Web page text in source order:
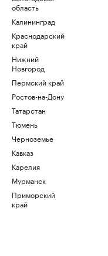
область
Калининград
Краснодарский
край
Нижний
Новгород
Пермский край
Ростов-на-Дону
Татарстан
Тюмень
Черноземье
Кавказ
Карелия
Мурманск
Приморский
край